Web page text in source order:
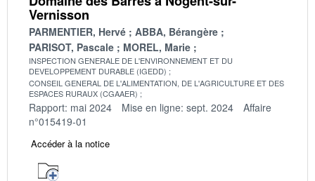
Vernisson
PARMENTIER, Hervé
ABBA, Bérangère
PARISOT, Pascale
MOREL, Marie
INSPECTION GENERALE DE L'ENVIRONNEMENT ET DU
DEVELOPPEMENT DURABLE (IGEDD)
CONSEIL GENERAL DE L'ALIMENTATION, DE L'AGRICULTURE ET DES
ESPACES RURAUX (CGAAER)
Rapport: mai 2024 Mise en ligne: sept. 2024
Affaire
n°015419-01
Accéder à la notice